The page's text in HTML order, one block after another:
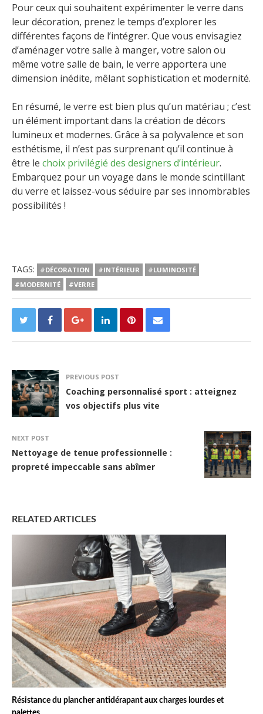
Pour ceux qui souhaitent expérimenter le verre dans
leur décoration, prenez le temps d’explorer les
différentes façons de l’intégrer. Que vous envisagiez
d’aménager votre salle à manger, votre salon ou
même votre salle de bain, le verre apportera une
dimension inédite, mêlant sophistication et modernité.
En résumé, le verre est bien plus qu’un matériau ; c’est
un élément important dans la création de décors
lumineux et modernes. Grâce à sa polyvalence et son
esthétisme, il n’est pas surprenant qu’il continue à
être le choix privilégié des designers d’intérieur.
Embarquez pour un voyage dans le monde scintillant
du verre et laissez-vous séduire par ses innombrables
possibilités !
TAGS: #DÉCORATION #INTÉRIEUR
#LUMINOSITÉ
#MODERNITÉ
#VERRE
PREVIOUS POST
Coaching personnalisé sport : atteignez
vos objectifs plus vite
NEXT POST
Nettoyage de tenue professionnelle :
propreté impeccable sans abîmer
RELATED ARTICLES
Résistance du plancher antidérapant aux charges lourdes et